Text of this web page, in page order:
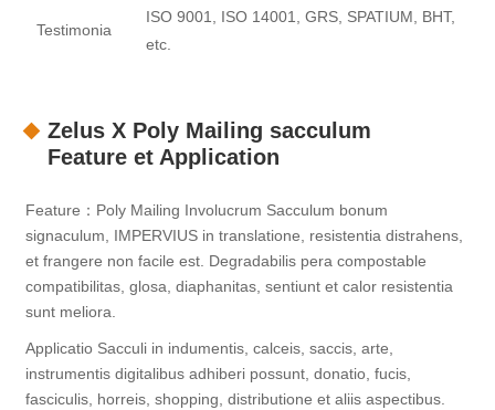
Testimonia
ISO 9001, ISO 14001, GRS, SPATIUM, BHT,
etc.
Zelus X Poly Mailing sacculum
Feature et Application
Feature：Poly Mailing Involucrum Sacculum bonum
signaculum, IMPERVIUS in translatione, resistentia distrahens,
et frangere non facile est. Degradabilis pera compostable
compatibilitas, glosa, diaphanitas, sentiunt et calor resistentia
sunt meliora.
Applicatio Sacculi in indumentis, calceis, saccis, arte,
instrumentis digitalibus adhiberi possunt, donatio, fucis,
fasciculis, horreis, shopping, distributione et aliis aspectibus.